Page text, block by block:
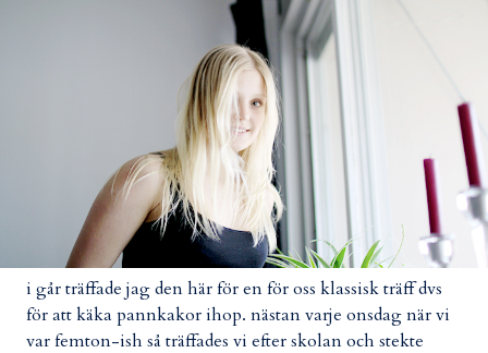
i går träffade jag den här för en för oss klassisk träff dvs
för att käka pannkakor ihop. nästan varje onsdag när vi
var femton-ish så träffades vi efter skolan och stekte